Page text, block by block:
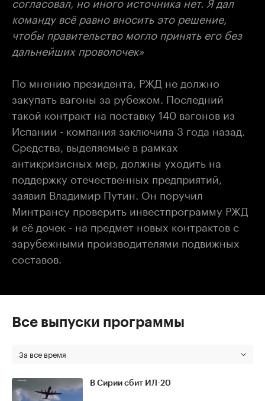
команду всё равно вносить это решение,
чтобы правительство могло принять его без
дальнейших проволочек»
По мнению президента, РЖД не должно
закупать вагоны за рубежом. Последний
такой контракт на поставку 140 вагонов из
Испании - компания заключила 3 года назад.
Средства, выделяемые в рамках
антикризисных мер, должны уходить на
поддержку отечественных предприятий,
заявил Владимир Путин. Он поручил
Минтрансу проверить инвестпрограмму РЖД
и её дочек - на предмет новых контрактов с
зарубежными производителями подвижных
составов.
Все выпуски программы
За все время
В Сирии сбит ИЛ-20